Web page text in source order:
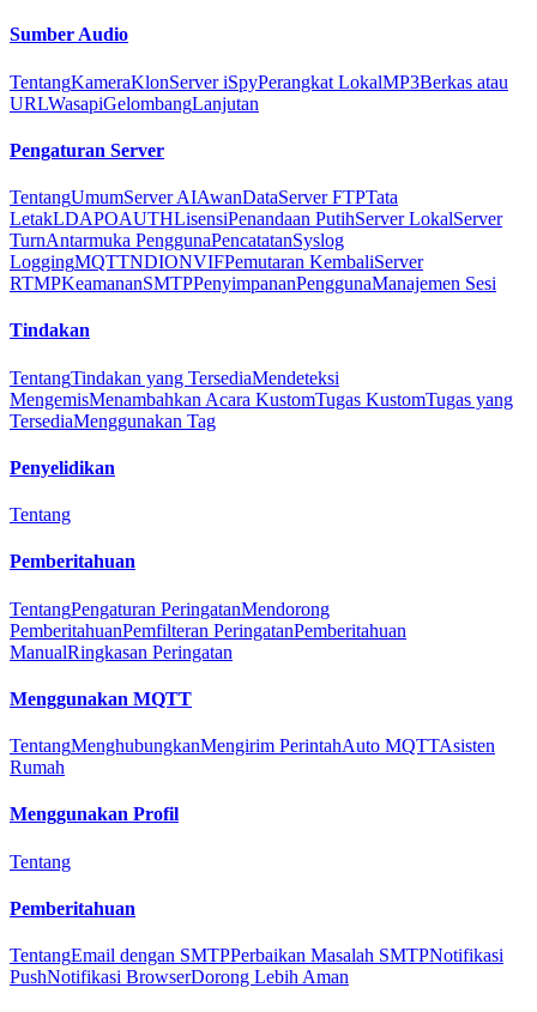
Sumber Audio
TentangKameraKlonServer iSpyPerangkat LokalMP3Berkas atau
URLWasapiGelombangLanjutan
Pengaturan Server
TentangUmumServer AIAwanDataServer FTPTata
LetakLDAPOAUTHLisensiPenandaan PutihServer LokalServer
TurnAntarmuka PenggunaPencatatanSyslog
LoggingMQTTNDIONVIFPemutaran KembaliServer
RTMPKeamananSMTPPenyimpananPenggunaManajemen Sesi
Tindakan
TentangTindakan yang TersediaMendeteksi
MengemisMenambahkan Acara KustomTugas KustomTugas yang
TersediaMenggunakan Tag
Penyelidikan
Tentang
Pemberitahuan
TentangPengaturan PeringatanMendorong
PemberitahuanPemfilteran PeringatanPemberitahuan
ManualRingkasan Peringatan
Menggunakan MQTT
TentangMenghubungkanMengirim PerintahAuto MQTTAsisten
Rumah
Menggunakan Profil
Tentang
Pemberitahuan
TentangEmail dengan SMTPPerbaikan Masalah SMTPNotifikasi
PushNotifikasi BrowserDorong Lebih Aman